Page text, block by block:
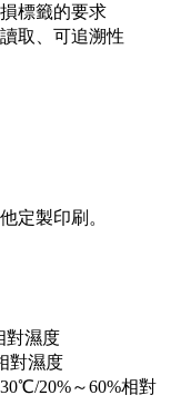
標籤的要求
取、可追溯性
定製印刷。
對濕度
對濕度
20%～60%相對